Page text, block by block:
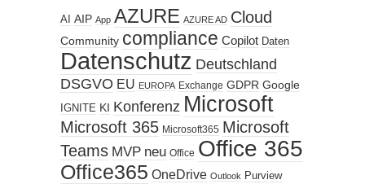
AI AIP App AZURE AZURE AD Cloud
Community compliance Copilot Daten
Datenschutz Deutschland
DSGVO EU EUROPA Exchange GDPR Google
IGNITE KI Konferenz Microsoft
Microsoft 365 Microsoft365 Microsoft
Teams MVP neu Office Office 365
Office365 OneDrive Outlook Purview